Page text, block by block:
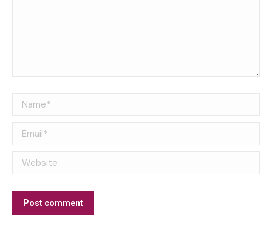
Name *
Email *
Website
Post comment